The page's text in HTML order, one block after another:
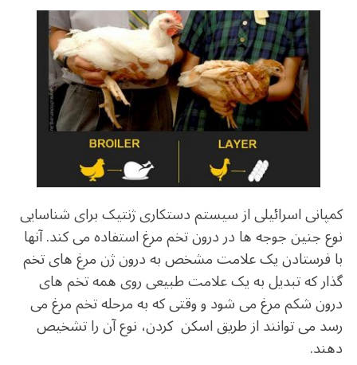
کمپانی اسرائیلی از سیستم دستکاری ژنتیک برای شناسایی
نوع جنین جوجه ها در درون تخم مرغ استفاده می کند. آنها
با فرستادن یک علامت مشخص به درون ژن مرغ های تخم
گذار که تبدیل به یک علامت طبیعی روی همه تخم های
درون شکم مرغ می شود و وقتی که به مرحله تخم مرغ می
رسد می توانند از طریق اسکن کردن، نوع آن را تشخیص
دهند.